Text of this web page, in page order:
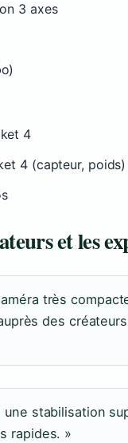
3 axes
4
4 (capteur, poids)
et les
très
des
stabilisation
rapides. »